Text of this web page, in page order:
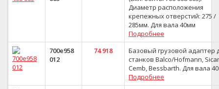
Диаметр расположения
крепежных отверстий: 275 /
285мм. Для вала 40мм
Подробнее
700e958
012
74 918
Базовый грузовой адаптер
станков Balco/Hofmann,
Cemb, Bessbarth. Для вала
Подробнее